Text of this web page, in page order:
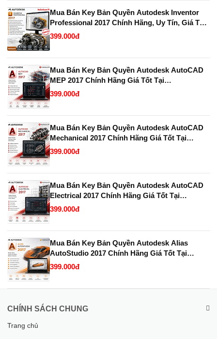
Mua Bán Key Bản Quyền Autodesk Inventor
Professional 2017 Chính Hãng, Uy Tín, Giá Tốt
Tại KeyBanQuyen.VN
399.000đ
Mua Bán Key Bản Quyền Autodesk AutoCAD
MEP 2017 Chính Hãng Giá Tốt Tại
KeyBanQuyen.VN
399.000đ
Mua Bán Key Bản Quyền Autodesk AutoCAD
Mechanical 2017 Chính Hãng Giá Tốt Tại
KeyBanQuyen.VN
399.000đ
Mua Bán Key Bản Quyền Autodesk AutoCAD
Electrical 2017 Chính Hãng Giá Tốt Tại
KeyBanQuyen.VN
399.000đ
Mua Bán Key Bản Quyền Autodesk Alias
AutoStudio 2017 Chính Hãng Giá Tốt Tại
KeyBanQuyen.VN
399.000đ
CHÍNH SÁCH CHUNG
Trang chủ